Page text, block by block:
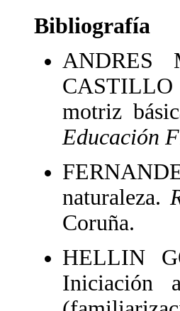
Bibliografía
ANDRES
CASTILLO
motriz
Educación
naturaleza.
Coruña.
HELLIN
Iniciación